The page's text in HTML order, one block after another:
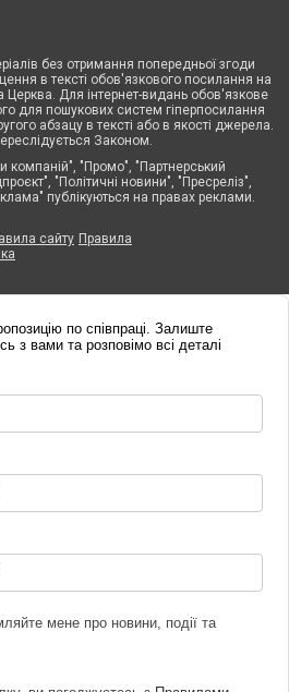
без отримання попередньої згоди
в тексті обов'язкового посилання на
Церква. Для інтернет-видань обов'язкове
для пошукових систем гіперпосилання
абзацу в тексті або в якості джерела.
Законом.
компаній", "Промо", "Партнерський
"Політичні новини", "Пресреліз",
публікуються на правах реклами.
сайту Правила
по співпраці. Залиште
з вами та розповімо всі деталі
мене про новини, події та